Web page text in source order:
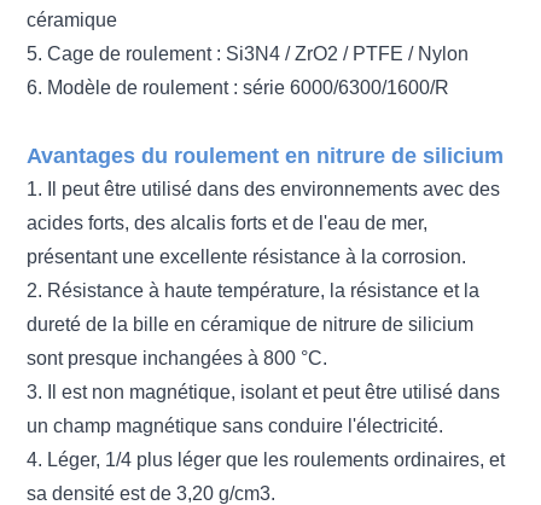
céramique
5. Cage de roulement : Si3N4 / ZrO2 / PTFE / Nylon
6. Modèle de roulement : série 6000/6300/1600/R
Avantages du roulement en nitrure de silicium
1. Il peut être utilisé dans des environnements avec des
acides forts, des alcalis forts et de l'eau de mer,
présentant une excellente résistance à la corrosion.
2. Résistance à haute température, la résistance et la
dureté de la bille en céramique de nitrure de silicium
sont presque inchangées à 800 °C.
3. Il est non magnétique, isolant et peut être utilisé dans
un champ magnétique sans conduire l'électricité.
4. Léger, 1/4 plus léger que les roulements ordinaires, et
sa densité est de 3,20 g/cm3.